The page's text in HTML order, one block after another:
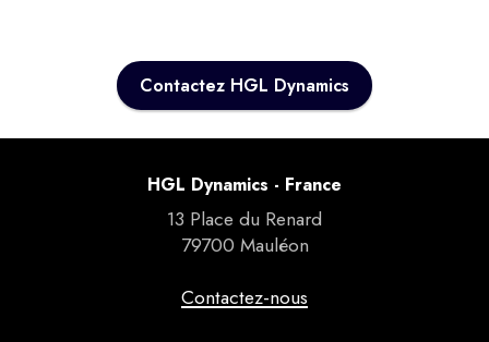
Contactez HGL Dynamics
HGL Dynamics - France
13 Place du Renard
79700 Mauléon
Contactez-nous